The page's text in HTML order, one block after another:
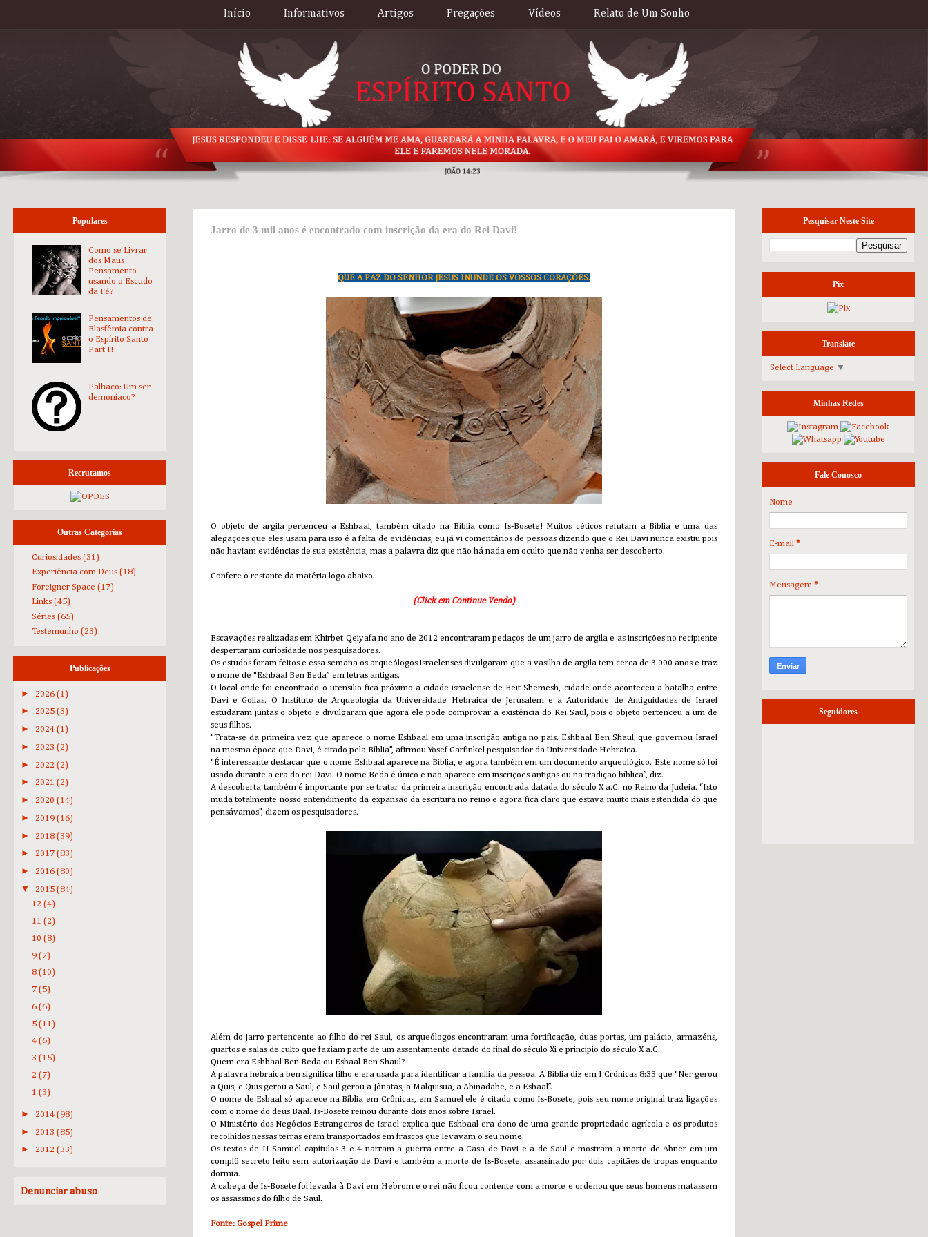
Início Informativos Artigos Pregações Vídeos Relato de Um Sonho
Jarro de 3 mil anos é encontrado com inscrição da era do Rei Davi!
QUE A PAZ DO SENHOR JESUS INUNDE OS VOSSOS CORAÇÕES.
O objeto de argila pertenceu a Eshbaal, também citado na Bíblia como Is-Bosete! Muitos céticos refutam a Bíblia e uma das
alegações que eles usam para isso é a falta de evidências, eu já vi comentários de pessoas dizendo que o Rei Davi nunca existiu pois
não haviam evidências de sua existência, mas a palavra diz que não há nada em oculto que não venha ser descoberto.
Confere o restante da matéria logo abaixo.
(Click em Continue Vendo)
Escavações realizadas em Khirbet Qeiyafa no ano de 2012 encontraram pedaços de um jarro de argila e as inscrições no recipiente
despertaram curiosidade nos pesquisadores.
Os estudos foram feitos e essa semana os arqueólogos israelenses divulgaram que a vasilha de argila tem cerca de 3.000 anos e traz
o nome de “Eshbaal Ben Beda” em letras antigas.
O local onde foi encontrado o utensilio fica próximo a cidade israelense de Beit Shemesh, cidade onde aconteceu a batalha entre
Davi e Golias. O Instituto de Arqueologia da Universidade Hebraica de Jerusalém e a Autoridade de Antiguidades de Israel
estudaram juntas o objeto e divulgaram que agora ele pode comprovar a existência do Rei Saul, pois o objeto pertenceu a um de
seus filhos.
“Trata-se da primeira vez que aparece o nome Eshbaal em uma inscrição antiga no país. Eshbaal Ben Shaul, que governou Israel
na mesma época que Davi, é citado pela Bíblia”, afirmou Yosef Garfinkel pesquisador da Universidade Hebraica.
“É interessante destacar que o nome Eshbaal aparece na Bíblia, e agora também em um documento arqueológico. Este nome só foi
usado durante a era do rei Davi. O nome Beda é único e não aparece em inscrições antigas ou na tradição bíblica”, diz.
A descoberta também é importante por se tratar da primeira inscrição encontrada datada do século X a.C. no Reino da Judeia. “Isto
muda totalmente nosso entendimento da expansão da escritura no reino e agora fica claro que estava muito mais estendida do que
pensávamos”, dizem os pesquisadores.
Além do jarro pertencente ao filho do rei Saul, os arqueólogos encontraram uma fortificação, duas portas, um palácio, armazéns,
quartos e salas de culto que faziam parte de um assentamento datado do final do século Xi e princípio do século X a.C.
Quem era Eshbaal Ben Beda ou Esbaal Ben Shaul?
A palavra hebraica ben significa filho e era usada para identificar a família da pessoa. A Bíblia diz em I Crônicas 8:33 que “Ner gerou
a Quis, e Quis gerou a Saul; e Saul gerou a Jônatas, a Malquisua, a Abinadabe, e a Esbaal”.
O nome de Esbaal só aparece na Bíblia em Crônicas, em Samuel ele é citado como Is-Bosete, pois seu nome original traz ligações
com o nome do deus Baal. Is-Bosete reinou durante dois anos sobre Israel.
O Ministério dos Negócios Estrangeiros de Israel explica que Eshbaal era dono de uma grande propriedade agrícola e os produtos
recolhidos nessas terras eram transportados em frascos que levavam o seu nome.
Os textos de II Samuel capítulos 3 e 4 narram a guerra entre a Casa de Davi e a de Saul e mostram a morte de Abner em um
complô secreto feito sem autorização de Davi e também a morte de Is-Bosete, assassinado por dois capitães de tropas enquanto
dormia.
A cabeça de Is-Bosete foi levada à Davi em Hebrom e o rei não ficou contente com a morte e ordenou que seus homens matassem
os assassinos do filho de Saul.
Fonte: Gospel Prime
Populares
Como se Livrar
dos Maus
Pensamento
usando o Escudo
da Fé?
Pensamentos de
Blasfêmia contra
o Espírito Santo
Part I!
Palhaço: Um ser
demoníaco?
Recrutamos
Outras Categorias
Curiosidades (31)
Experiência com Deus (18)
Foreigner Space (17)
Links (45)
Séries (65)
Testemunho (23)
Publicações
► 2026 (1)
► 2025 (3)
► 2024 (1)
► 2023 (2)
► 2022 (2)
► 2021 (2)
► 2020 (14)
► 2019 (16)
► 2018 (39)
► 2017 (83)
► 2016 (80)
▼ 2015 (84)
12 (4)
11 (2)
10 (8)
9 (7)
8 (10)
7 (5)
6 (6)
5 (11)
4 (6)
3 (15)
2 (7)
1 (3)
► 2014 (98)
► 2013 (85)
► 2012 (33)
Denunciar abuso
Pesquisar Neste Site
Pix
Translate
Select Language ▼
Minhas Redes
Fale Conosco
Nome
E-mail *
Mensagem *
Seguidores